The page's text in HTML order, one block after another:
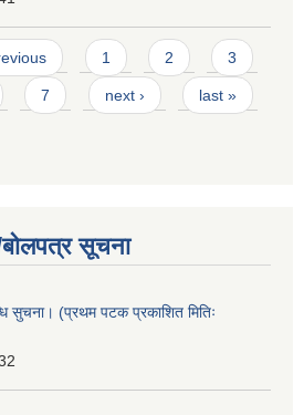
1 2 3
7 next › last »
सूचना
सुचना। (प्रथम पटक प्रकाशित मितिः